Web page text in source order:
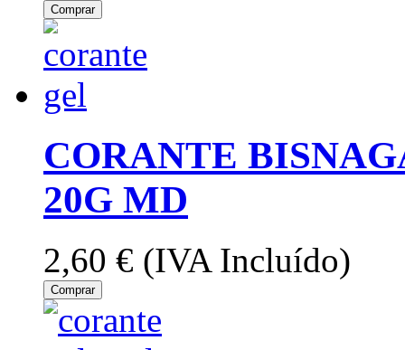
Comprar
CORANTE
20G MD
2,60 € (IVA Incluído)
Comprar